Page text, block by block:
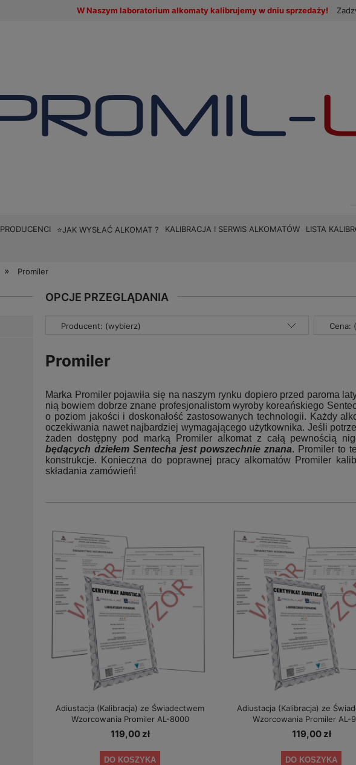
W Naszym laboratorium alkomaty kalibrujemy w dniu sprzedaży!
PRODUCENCI ⭐JAK WYSŁAĆ ALKOMAT ? KALIBRACJA I SERWIS ALKOMATÓW LISTA
» Promiler
OPCJE PRZEGLĄDANIA
Producent: (wybierz) Cena:
Promiler
Marka Promiler pojawiła się na naszym rynku dopiero przed paroma
nią bowiem dobrze znane profesjonalistom wyroby koreańskiego
o poziom jakości i doskonałość zastosowanych technologii. Każdy
oczekiwania nawet najbardziej wymagającego użytkownika. Jeśli
żaden dostępny pod marką Promiler alkomat z całą pewnością
będących dziełem Sentecha jest powszechnie znana. Promiler to
konstrukcje. Konieczna do poprawnej pracy alkomatów Promiler
składania zamówień!
Adiustacja (Kalibracja) ze Świadectwem
Wzorcowania Promiler AL-8000
119,00 zł
DO KOSZYKA
Adiustacja (Kalibracja) ze
Wzorcowania Promiler AL-
119,00 zł
DO KOSZYKA